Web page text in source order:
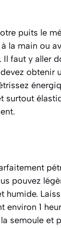
puits le
la main ou
Il faut y aller
obtenir
surtout
pouvez
humide.
environ 1
semoule et